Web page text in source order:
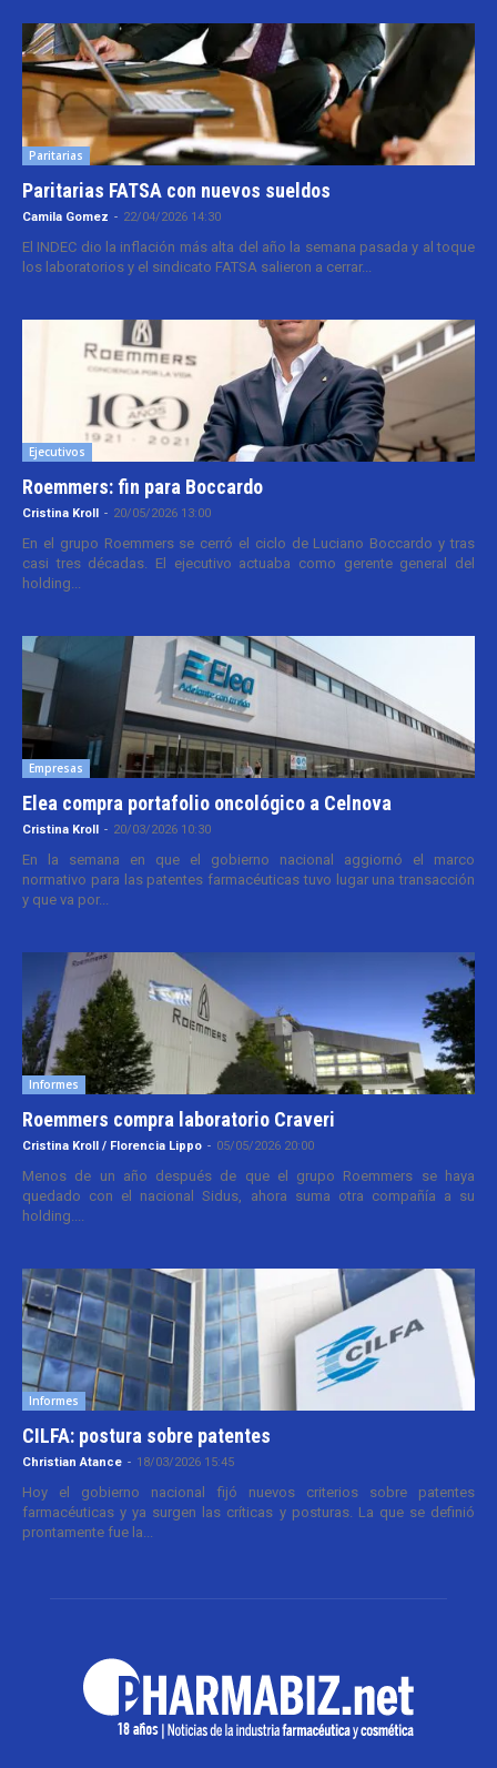
Paritarias
Paritarias FATSA con nuevos sueldos
Camila Gomez - 22/04/2026 14:30
El INDEC dio la inflación más alta del año la semana pasada y al toque
los laboratorios y el sindicato FATSA salieron a cerrar...
Ejecutivos
Roemmers: fin para Boccardo
Cristina Kroll - 20/05/2026 13:00
En el grupo Roemmers se cerró el ciclo de Luciano Boccardo y tras
casi tres décadas. El ejecutivo actuaba como gerente general del
holding...
Empresas
Elea compra portafolio oncológico a Celnova
Cristina Kroll - 20/03/2026 10:30
En la semana en que el gobierno nacional aggiornó el marco
normativo para las patentes farmacéuticas tuvo lugar una transacción
y que va por...
Informes
Roemmers compra laboratorio Craveri
Cristina Kroll / Florencia Lippo - 05/05/2026 20:00
Menos de un año después de que el grupo Roemmers se haya
quedado con el nacional Sidus, ahora suma otra compañía a su
holding....
Informes
CILFA: postura sobre patentes
Christian Atance - 18/03/2026 15:45
Hoy el gobierno nacional fijó nuevos criterios sobre patentes
farmacéuticas y ya surgen las críticas y posturas. La que se definió
prontamente fue la...